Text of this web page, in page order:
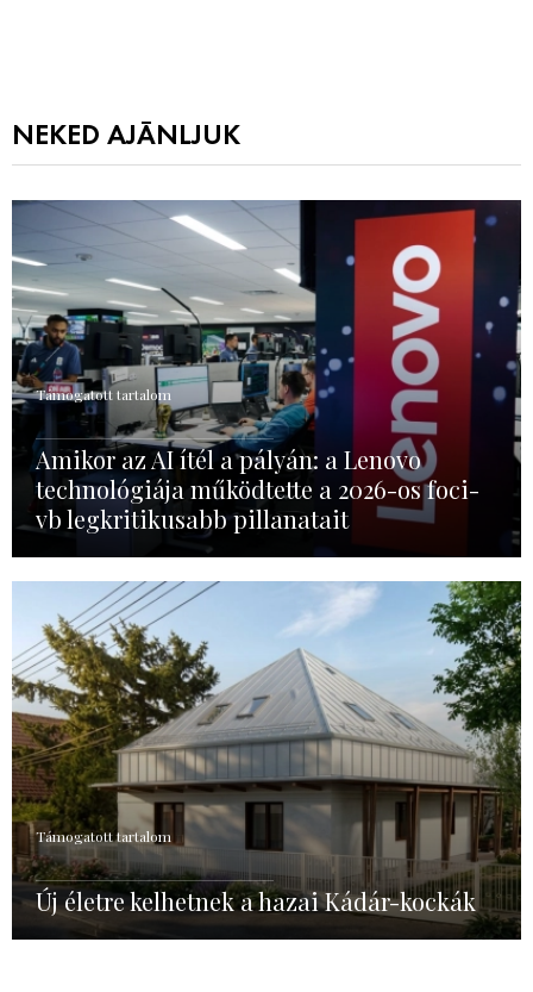
NEKED AJÁNLJUK
Támogatott tartalom
Amikor az AI ítél a pályán: a Lenovo
technológiája működtette a 2026-os foci-
vb legkritikusabb pillanatait
Támogatott tartalom
Új életre kelhetnek a hazai Kádár-kockák